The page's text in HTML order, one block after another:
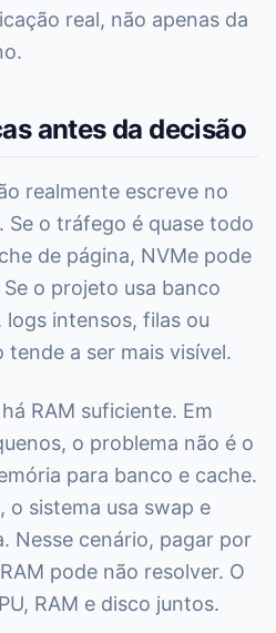
real, não apenas da
antes da decisão
realmente escreve no
Se o tráfego é quase todo
de página, NVMe pode
o projeto usa banco
logs intensos, filas ou
a ser mais visível.
RAM suficiente. Em
o problema não é o
para banco e cache.
o sistema usa swap e
Nesse cenário, pagar por
pode não resolver. O
RAM e disco juntos.